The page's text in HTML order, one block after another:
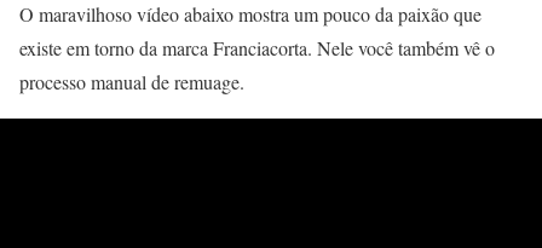
O maravilhoso vídeo abaixo mostra um pouco da paixão que
existe em torno da marca Franciacorta. Nele você também vê o
processo manual de remuage.